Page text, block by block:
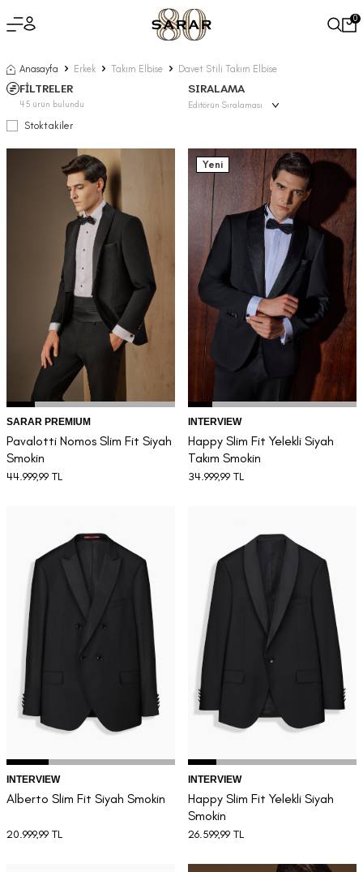
0
Anasayfa Erkek Takım Elbise Davet Stili Takım Elbise
FİLTRELER
45 ürün bulundu
SIRALAMA
Stoktakiler
SARAR PREMIUM
Pavalotti Nomos Slim Fit Siyah
Smokin
44.999,99 TL
Yeni
INTERVIEW
Happy Slim Fit Yelekli Siyah
Takım Smokin
34.999,99 TL
INTERVIEW
Alberto Slim Fit Siyah Smokin
20.999,99 TL
INTERVIEW
Happy Slim Fit Yelekli Siyah
Smokin
26.599,99 TL